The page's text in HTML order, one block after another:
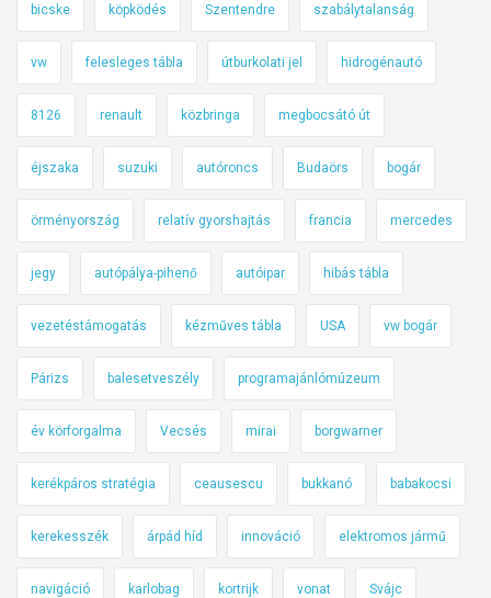
bicske köpködés Szentendre szabálytalanság
vw felesleges tábla útburkolati jel hidrogénautó
8126 renault közbringa megbocsátó út
éjszaka suzuki autóroncs Budaörs bogár
örményország relatív gyorshajtás francia mercedes
jegy autópálya-pihenő autóipar hibás tábla
vezetéstámogatás kézműves tábla USA vw bogár
Párizs balesetveszély programajánlómúzeum
év körforgalma Vecsés mirai borgwarner
kerékpáros stratégia ceausescu bukkanó babakocsi
kerekesszék árpád híd innováció elektromos jármű
navigáció karlobag kortrijk vonat Svájc